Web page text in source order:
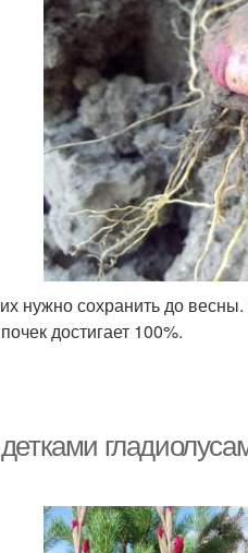
нужно сохранить до
достигает 100%.